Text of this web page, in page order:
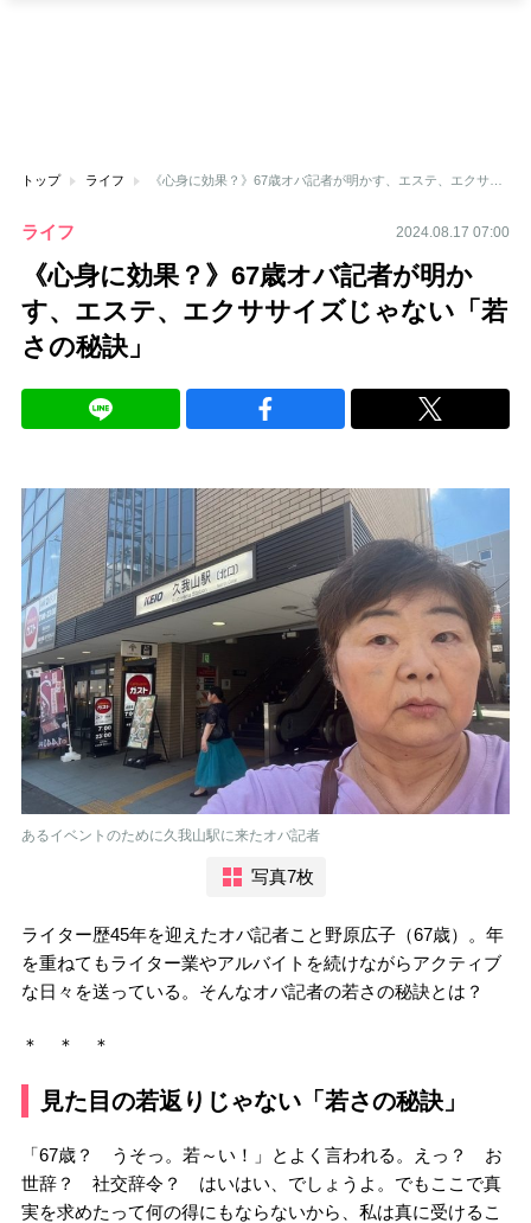
トップ ライフ
ライフ 2024.08.17 07:00
《心身に効果？》67歳オバ記者が明か
す、エステ、エクササイズじゃない「若
さの秘訣」
あるイベントのために久我山駅に来たオバ記者
写真7枚
ライター歴45年を迎えたオバ記者こと野原広子（67歳）。年
を重ねてもライター業やアルバイトを続けながらアクティブ
な日々を送っている。そんなオバ記者の若さの秘訣とは？
＊ ＊ ＊
見た目の若返りじゃない「若さの秘訣」
「67歳？ うそっ。若～い！」とよく言われる。えっ？ お
世辞？ 社交辞令？ はいはい、でしょうよ。でもここで真
実を求めたって何の得にもならないから、私は真に受けるこ